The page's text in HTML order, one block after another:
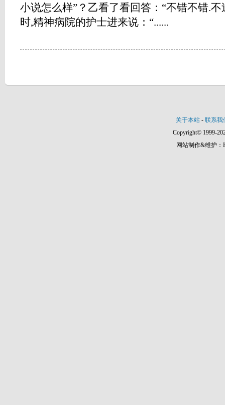
小说怎么样”？乙看了看回答：“不错不错.
时,精神病院的护士进来说：“......
关于本站 - 联系我
Copyright© 1999-
网站制作&维护